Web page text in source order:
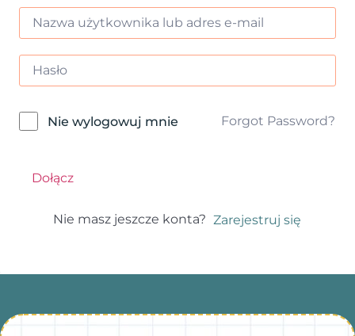
Nie wylogowuj mnie Forgot Password?
Dołącz
Nie masz jeszcze konta? Zarejestruj się